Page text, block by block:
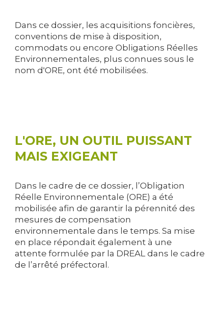
Dans ce dossier, les acquisitions foncières,
conventions de mise à disposition,
commodats ou encore Obligations Réelles
Environnementales, plus connues sous le
nom d'ORE, ont été mobilisées.
L'ORE, UN OUTIL PUISSANT
MAIS EXIGEANT
Dans le cadre de ce dossier, l’Obligation
Réelle Environnementale (ORE) a été
mobilisée afin de garantir la pérennité des
mesures de compensation
environnementale dans le temps. Sa mise
en place répondait également à une
attente formulée par la DREAL dans le cadre
de l’arrêté préfectoral.